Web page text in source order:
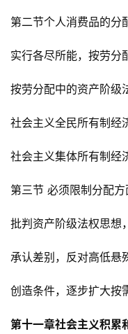
第二节个人消费品的分
实行各尽所能，按劳分
按劳分配中的资产阶级
社会主义全民所有制经
社会主义集体所有制经
第三节 必须限制分配
批判资产阶级法权思想
承认差别，反对高低悬
创造条件，逐步扩大按
第十一章社会主义积累